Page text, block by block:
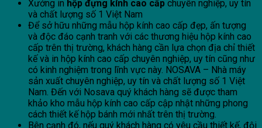
Xưởng in hộp đựng kính cao cấp chuyên nghiệp, uy tín
và chất lượng số 1 Việt Nam
Để sở hữu những mẫu hộp kính cao cấp đẹp, ấn tượng
và độc đáo cạnh tranh với các thương hiệu hộp kính cao
cấp trên thị trường, khách hàng cần lựa chọn địa chỉ thiết
kế và in hộp kính cao cấp chuyên nghiệp, uy tín cũng như
có kinh nghiệm trong lĩnh vực này. NOSAVA – Nhà máy
sản xuất chuyên nghiệp, uy tín và chất lượng số 1 Việt
Nam. Đến với Nosava quý khách hàng sẽ được tham
khảo kho mẫu hộp kính cao cấp cập nhật những phong
cách thiết kế hộp bánh mới nhất trên thị trường.
Bên cạnh đó, nếu quý khách hàng có yêu cầu thiết kế, đội